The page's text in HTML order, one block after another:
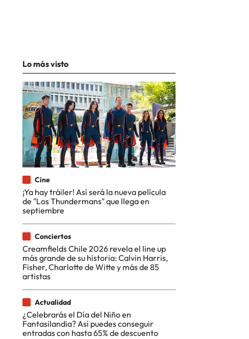
Lo más visto
Cine
¡Ya hay tráiler! Así será la nueva película
de "Los Thundermans" que llega en
septiembre
Conciertos
Creamfields Chile 2026 revela el line up
más grande de su historia: Calvin Harris,
Fisher, Charlotte de Witte y más de 85
artistas
Actualidad
¿Celebrarás el Día del Niño en
Fantasilandia? Así puedes conseguir
entradas con hasta 65% de descuento